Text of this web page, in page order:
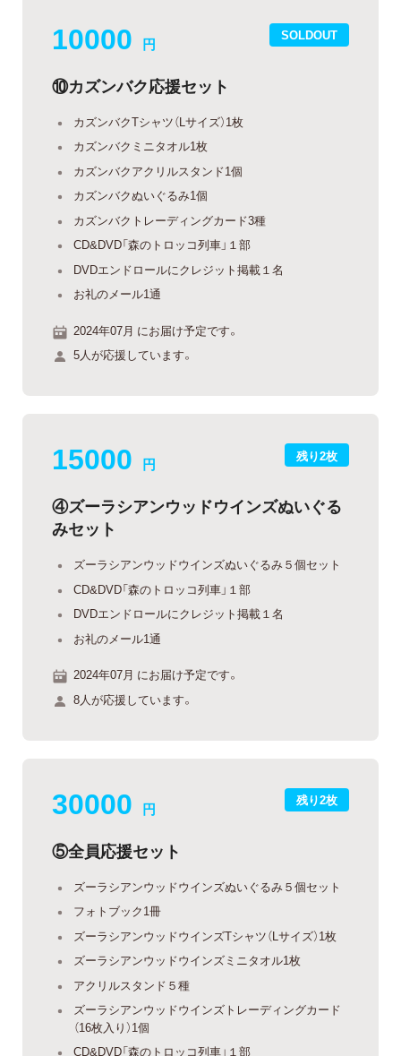
SOLDOUT
10000 円
⑩カズンバク応援セット
カズンバクTシャツ（Lサイズ）1枚
カズンバクミニタオル1枚
カズンバクアクリルスタンド1個
カズンバクぬいぐるみ1個
カズンバクトレーディングカード3種
CD&DVD「森のトロッコ列車」１部
DVDエンドロールにクレジット掲載１名
お礼のメール1通
2024年07月 にお届け予定です。
5人が応援しています。
残り2枚
15000 円
④ズーラシアンウッドウインズぬいぐる
みセット
ズーラシアンウッドウインズぬいぐるみ５個セット
CD&DVD「森のトロッコ列車」１部
DVDエンドロールにクレジット掲載１名
お礼のメール1通
2024年07月 にお届け予定です。
8人が応援しています。
残り2枚
30000 円
⑤全員応援セット
ズーラシアンウッドウインズぬいぐるみ５個セット
フォトブック1冊
ズーラシアンウッドウインズTシャツ（Lサイズ）1枚
ズーラシアンウッドウインズミニタオル1枚
アクリルスタンド５種
ズーラシアンウッドウインズトレーディングカード
（16枚入り）1個
CD&DVD「森のトロッコ列車」１部